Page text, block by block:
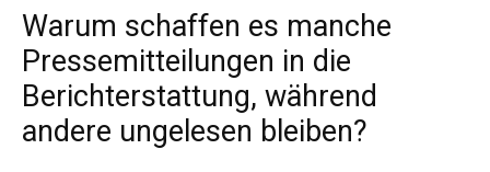
Warum schaffen es manche
Pressemitteilungen in die
Berichterstattung, während
andere ungelesen bleiben?